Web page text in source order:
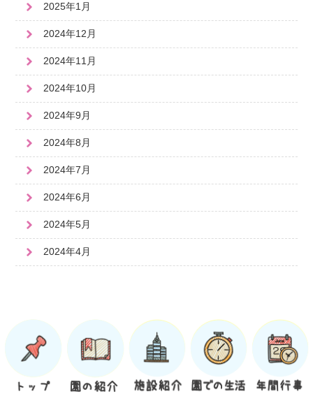
2025年1月
2024年12月
2024年11月
2024年10月
2024年9月
2024年8月
2024年7月
2024年6月
2024年5月
2024年4月